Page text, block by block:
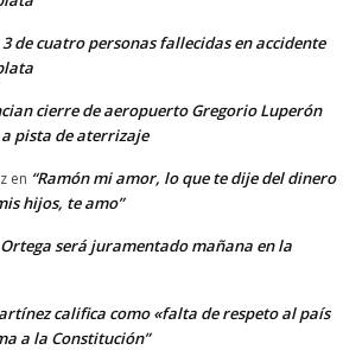
de cuatro personas fallecidas en accidente
cierre de aeropuerto Gregorio Luperón
pista de aterrizaje
en “Ramón mi amor, lo que te dije del dinero
hijos, te amo”
será juramentado mañana en la
califica como «falta de respeto al país
a la Constitución”